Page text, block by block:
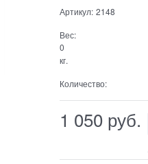
Артикул: 2148
Вес:
0
кг.
Количество:
1 050 руб.